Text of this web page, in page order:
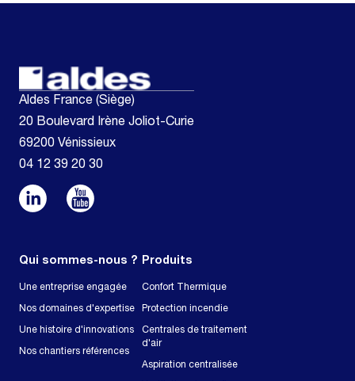
Aldes France (Siège)
20 Boulevard Irène Joliot-Curie
69200 Vénissieux
04 12 39 20 30
Qui sommes-nous ?
Une entreprise engagée
Nos domaines d'expertise
Une histoire d'innovations
Nos chantiers références
Produits
Confort Thermique
Protection incendie
Centrales de traitement
d'air
Aspiration centralisée